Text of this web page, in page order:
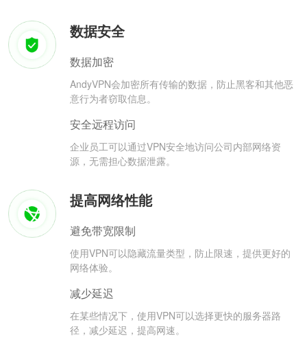
数据安全
数据加密
AndyVPN会加密所有传输的数据，防止黑客和其他恶
意行为者窃取信息。
安全远程访问
企业员工可以通过VPN安全地访问公司内部网络资
源，无需担心数据泄露。
提高网络性能
避免带宽限制
使用VPN可以隐藏流量类型，防止限速，提供更好的
网络体验。
减少延迟
在某些情况下，使用VPN可以选择更快的服务器路
径，减少延迟，提高网速。